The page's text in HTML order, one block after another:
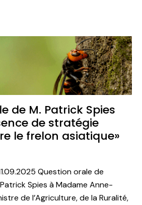
de M. Patrick Spies
de stratégie
le frelon asiatique»
Question orale de
Spies à Madame Anne-
de l’Agriculture, de la Ruralité,